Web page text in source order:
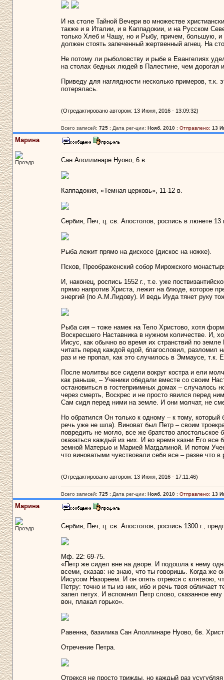
И на столе Тайной Вечери во множестве
также и в Италии, и в Каппадокии, и на Русском
только Хлеб и Чашу, но и Рыбу, причем, большую, и
должен стоять запеченный жертвенный агнец.
Не потому ли рыболовству и рыбе в Евангелиях
на столах бедных людей в Палестине, чем дорогая
Приведу для наглядности несколько примеров, т.к.
потерялась.
(Отредактировано автором: 13 Июня, 2016 - 13:09:32)
Всего записей: 725: Дата рег-ции: Нояб. 2010: Отправлено: 13
Марина
Проэдр Сан Аполлинаре Нуово, 6 в.
Каппадокия, «Темная церковь», 11-12 в.
Сербия, Печ, ц. св. Апостолов, роспись в люнете 13
Рыба лежит прямо на дискосе (дискос на ножке).
Псков, Преображенский собор Мирожского
И, наконец, роспись 1552 г., т.е. уже
прямо напротив Христа, лежит на блюде, которое
энергий (по А.М.Лидову). И ведь Иуда тянет руку
Рыба сия – тоже намек на Тело Христово, хотя
Воскресшего Наставника в нужном количестве. И,
Иисус, как обычно во время их странствий по
читать перед каждой едой, благословил, разломил
раз и не пропал, как это случилось в Эммаусе,
После молитвы все сидели вокруг костра и ели
как раньше, – Ученики обедали вместе со своим
остановиться в гостеприимных домах – случалось
через смерть, Воскрес и не просто явился перед
Сам сидя перед ними на земле. И они молчат, не
Но обратился Он только к одному – к тому,
речь уже не шла). Виноват был Петр – своим
повредить не могло, все же братство
оказаться каждый из них. И во время казни Его все
земной Матерью и Марией Магдалиной. И потом
что виноватыми чувствовали себя все – разве что
(Отредактировано автором: 13 Июня, 2016 - 17:11:46)
Всего записей: 725: Дата рег-ции: Нояб. 2010: Отправлено: 13
Марина
Проэдр Сербия, Печ, ц. св. Апостолов, роспись 1300 г.,
Мф. 22: 69-75.
«Петр же сидел вне на дворе. И подошла к нему
всеми, сказав: не знаю, что ты говоришь. Когда же
Иисусом Назореем. И он опять отрекся с клятвою,
Петру: точно и ты из них, ибо и речь твоя обличает
запел петух. И вспомнил Петр слово, сказанное
вон, плакал горько».
Равенна, базилика Сан Аполлинаре Нуово, 6в.
Отречение Петра.
Отрекся не просто трижды, но каждый раз